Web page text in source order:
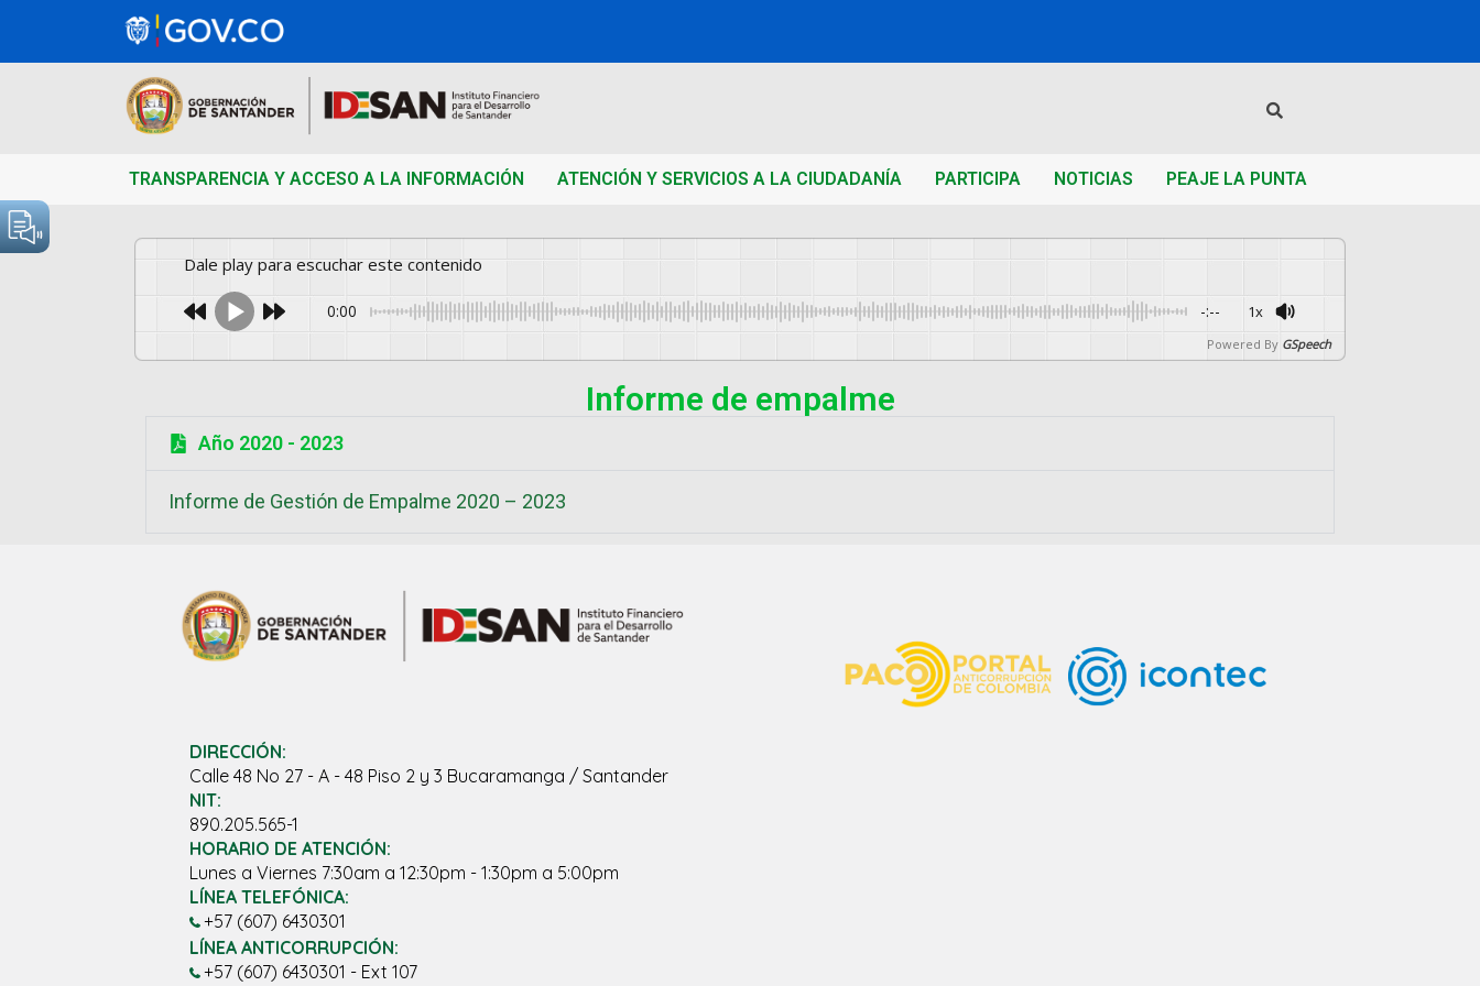
TRANSPARENCIA Y ACCESO A LA INFORMACIÓN ATENCIÓN Y SERVICIOS A LA CIUDADANÍA PARTICIPA NOTICIAS PEAJE LA PUNTA
Dale play para escuchar este contenido
0:00 -:-- 1x
Powered By GSpeech
Informe de empalme
Año 2020 - 2023
Informe de Gestión de Empalme 2020 – 2023
DIRECCIÓN:
Calle 48 No 27 - A - 48 Piso 2 y 3 Bucaramanga / Santander
NIT:
890.205.565-1
HORARIO DE ATENCIÓN:
Lunes a Viernes 7:30am a 12:30pm - 1:30pm a 5:00pm
LÍNEA TELEFÓNICA:
+57 (607) 6430301
LÍNEA ANTICORRUPCIÓN:
+57 (607) 6430301 - Ext 107